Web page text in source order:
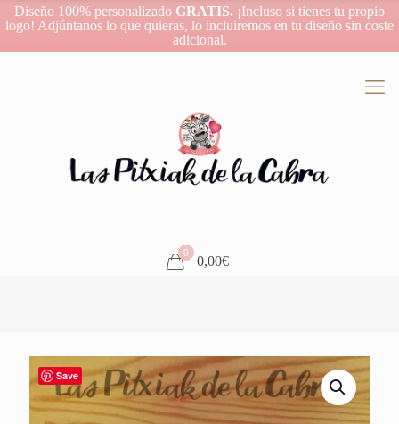
Diseño 100% personalizado GRATIS. ¡Incluso si tienes tu propio
logo! Adjúntanos lo que quieras, lo incluiremos en tu diseño sin coste
adicional.
0
0,00€
Save